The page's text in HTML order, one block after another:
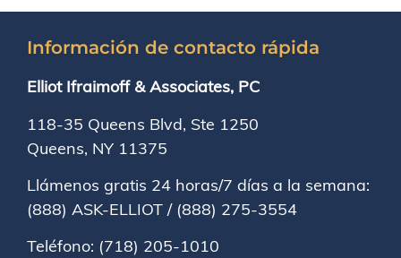
Información de contacto rápida
Elliot Ifraimoff & Associates, PC
118-35 Queens Blvd, Ste 1250
Queens, NY 11375
Llámenos gratis 24 horas/7 días a la semana:
(888) ASK-ELLIOT / (888) 275-3554
Teléfono: (718) 205-1010